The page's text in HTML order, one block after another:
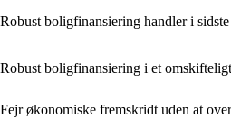
Robust boligfinansiering handler i
Robust boligfinansiering i et
Fejr økonomiske fremskridt uden at